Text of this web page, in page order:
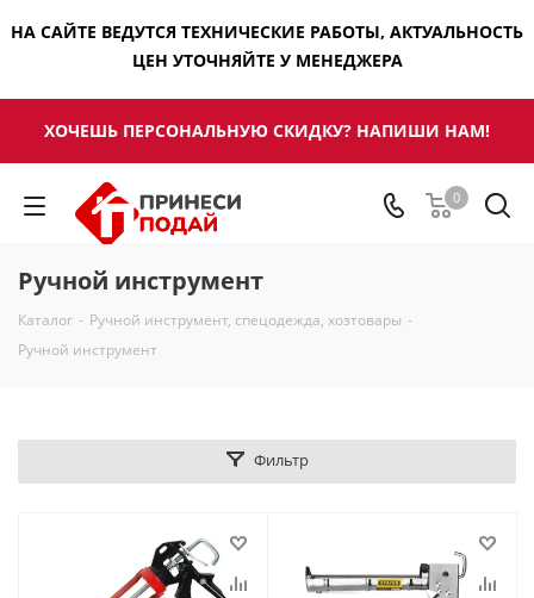
НА САЙТЕ ВЕДУТСЯ ТЕХНИЧЕСКИЕ РАБОТЫ, АКТУАЛЬНОСТЬ
ЦЕН УТОЧНЯЙТЕ У МЕНЕДЖЕРА
ХОЧЕШЬ ПЕРСОНАЛЬНУЮ СКИДКУ? НАПИШИ НАМ!
0
Ручной инструмент
Каталог - Ручной инструмент, спецодежда, хозтовары -
Ручной инструмент
Фильтр